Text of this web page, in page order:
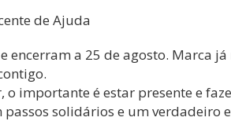
de Ajuda
encerram a 25 de agosto. Marca
o importante é estar presente e
passos solidários e um verdadeiro